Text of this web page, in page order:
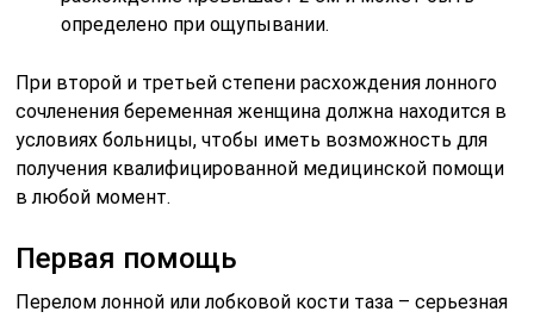
определено при ощупывании.
При второй и третьей степени расхождения лонного
сочленения беременная женщина должна находится в
условиях больницы, чтобы иметь возможность для
получения квалифицированной медицинской помощи
в любой момент.
Первая помощь
Перелом лонной или лобковой кости таза – серьезная